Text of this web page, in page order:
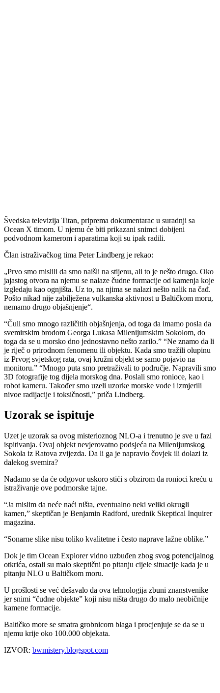
Švedska televizija Titan, priprema dokumentarac u suradnji sa
Ocean X timom. U njemu će biti prikazani snimci dobijeni
podvodnom kamerom i aparatima koji su ipak radili.
Član istraživačkog tima Peter Lindberg je rekao:
„Prvo smo mislili da smo naišli na stijenu, ali to je nešto drugo. Oko
jajastog otvora na njemu se nalaze čudne formacije od kamenja koje
izgledaju kao ognjišta. Uz to, na njima se nalazi nešto nalik na čađ.
Pošto nikad nije zabilježena vulkanska aktivnost u Baltičkom moru,
nemamo drugo objašnjenje“.
“Čuli smo mnogo različitih objašnjenja, od toga da imamo posla da
svemirskim brodom Georga Lukasa Milenijumskim Sokolom, do
toga da se u morsko dno jednostavno nešto zarilo.” “Ne znamo da li
je riječ o prirodnom fenomenu ili objektu. Kada smo tražili olupinu
iz Prvog svjetskog rata, ovaj kružni objekt se samo pojavio na
monitoru.” “Mnogo puta smo pretraživali to područje. Napravili smo
3D fotografije tog dijela morskog dna. Poslali smo ronioce, kao i
robot kameru. Također smo uzeli uzorke morske vode i izmjerili
nivoe radijacije i toksičnosti,” priča Lindberg.
Uzorak se ispituje
Uzet je uzorak sa ovog misterioznog NLO-a i trenutno je sve u fazi
ispitivanja. Ovaj objekt nevjerovatno podsjeća na Milenijumskog
Sokola iz Ratova zvijezda. Da li ga je napravio čovjek ili dolazi iz
dalekog svemira?
Nadamo se da će odgovor uskoro stići s obzirom da ronioci kreću u
istraživanje ove podmorske tajne.
“Ja mislim da neće naći ništa, eventualno neki veliki okrugli
kamen,” skeptičan je Benjamin Radford, urednik Skeptical Inquirer
magazina.
“Sonarne slike nisu toliko kvalitetne i često naprave lažne oblike.”
Dok je tim Ocean Explorer vidno uzbuđen zbog svog potencijalnog
otkrića, ostali su malo skeptični po pitanju cijele situacije kada je u
pitanju NLO u Baltičkom moru.
U prošlosti se već dešavalo da ova tehnologija zbuni znanstvenike
jer snimi “čudne objekte” koji nisu ništa drugo do malo neobičnije
kamene formacije.
Baltičko more se smatra grobnicom blaga i procjenjuje se da se u
njemu krije oko 100.000 objekata.
IZVOR: bwmistery.blogspot.com